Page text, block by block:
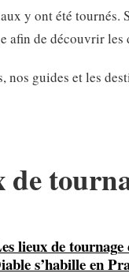
y ont été tournés.
afin de découvrir les
nos guides et les
de
lieux de
s’habille en